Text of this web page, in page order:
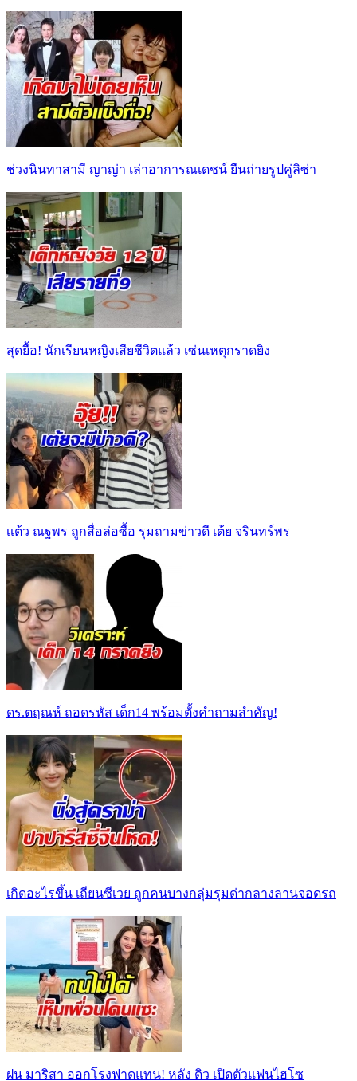
ช่วงนินทาสามี ญาญ่า เล่าอาการณเดชน์ ยืนถ่ายรูปคู่ลิซ่า
สุดยื้อ! นักเรียนหญิงเสียชีวิตแล้ว เซ่นเหตุกราดยิง
เเต้ว ณฐพร ถูกสื่อล่อซื้อ รุมถามข่าวดี เต้ย จรินทร์พร
ดร.ตฤณห์ ถอดรหัส เด็ก14 พร้อมตั้งคำถามสำคัญ!
เกิดอะไรขึ้น เถียนซีเวย ถูกคนบางกลุ่มรุมด่ากลางลานจอดรถ
ฝน มาริสา ออกโรงฟาดแทน! หลัง ดิว เปิดตัวแฟนไฮโซ